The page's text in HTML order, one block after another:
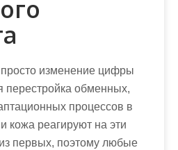
изменение цифры
перестройка обменных,
процессов в
кожа реагируют на эти
первых, поэтому любые